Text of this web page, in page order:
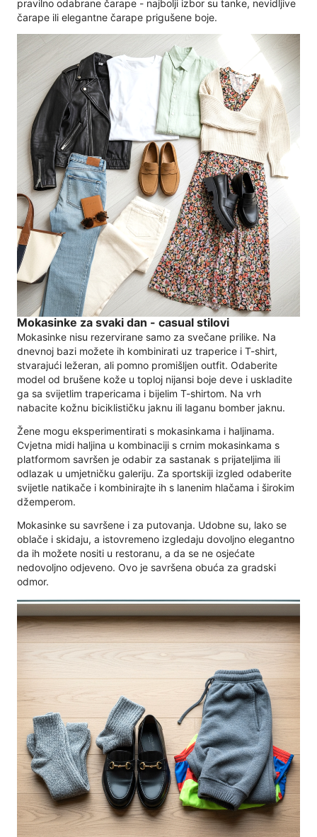
pravilno odabrane čarape - najbolji izbor su tanke, nevidljive
čarape ili elegantne čarape prigušene boje.
Mokasinke za svaki dan - casual stilovi
Mokasinke nisu rezervirane samo za svečane prilike. Na
dnevnoj bazi možete ih kombinirati uz traperice i T-shirt,
stvarajući ležeran, ali pomno promišljen outfit. Odaberite
model od brušene kože u toploj nijansi boje deve i uskladite
ga sa svijetlim trapericama i bijelim T-shirtom. Na vrh
nabacite kožnu biciklističku jaknu ili laganu bomber jaknu.
Žene mogu eksperimentirati s mokasinkama i haljinama.
Cvjetna midi haljina u kombinaciji s crnim mokasinkama s
platformom savršen je odabir za sastanak s prijateljima ili
odlazak u umjetničku galeriju. Za sportskiji izgled odaberite
svijetle natikače i kombinirajte ih s lanenim hlačama i širokim
džemperom.
Mokasinke su savršene i za putovanja. Udobne su, lako se
oblače i skidaju, a istovremeno izgledaju dovoljno elegantno
da ih možete nositi u restoranu, a da se ne osjećate
nedovoljno odjeveno. Ovo je savršena obuća za gradski
odmor.